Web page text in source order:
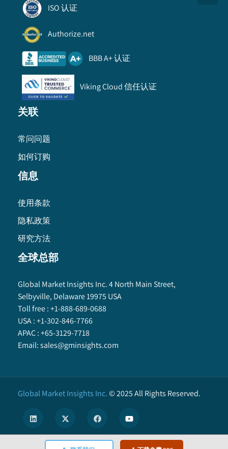
ISO 认证
Authorize.net
BBB A+ 认证
Viking Cloud 信任认证
关联
常问问题
如何订购
信息
使用条款
隐私政策
研究方法
全球总部
Global Market Insights Inc. 4 North Main Street,
Selbyville, Delaware 19975 USA
Toll free :+1-888-689-0688
USA :+1-302-846-7766
APAC :+65-3129-7718
Email:sales@gminsights.com
Global Market Insights Inc.©2025All Rights Reserved.